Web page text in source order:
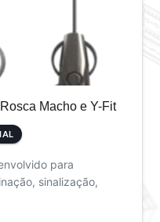
Macho e Y-Fit
para
sinalização,